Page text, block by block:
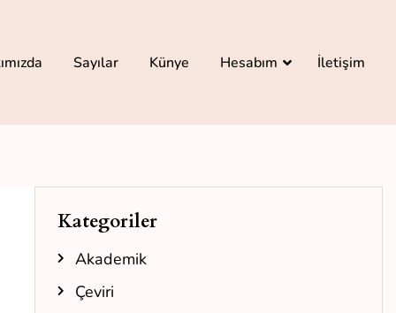
Sayılar Künye Hesabım İletişim
Kategoriler
Akademik
Çeviri